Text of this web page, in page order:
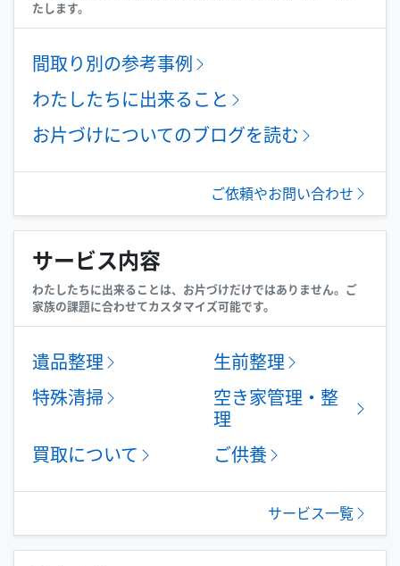
たします。
間取り別の参考事例
わたしたちに出来ること
お片づけについてのブログを読む
ご依頼やお問い合わせ
サービス内容
わたしたちに出来ることは、お片づけだけではありません。ご
家族の課題に合わせてカスタマイズ可能です。
遺品整理
生前整理
特殊清掃
空き家管理・整
理
買取について
ご供養
サービス一覧